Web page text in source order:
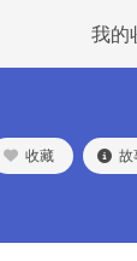
我的
收藏 故